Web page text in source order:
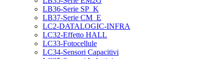
LB36-Serie SP_K
LB37-Serie CM_E
LC2-DATALOGIC-INFRA
LC32-Effetto HALL
LC33-Fotocellule
LC34-Sensori Capacitivi